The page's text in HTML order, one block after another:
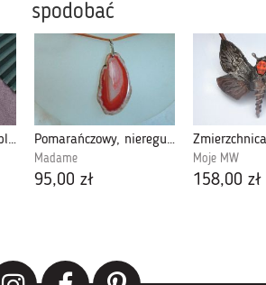
spodobać
Miedziany wisiorek z plastrem ametystu #321 Pomarańczowy, nieregularny duży agat, wisiorek na rzemyku
Madame
95,00 zł
Moje MW
158,00 zł